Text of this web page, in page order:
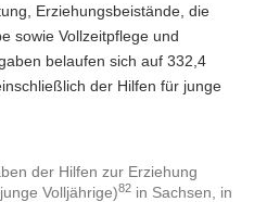
Erziehungsbeistände, die
sowie Vollzeitpflege und
belaufen sich auf 332,4
der Hilfen für junge
der Hilfen zur Erziehung
Volljährige)82 in Sachsen, in